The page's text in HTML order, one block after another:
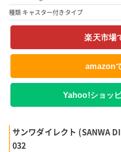
種類 キャスター付きタイプ
楽天市場
amazon
Yahoo!ショッ
サンワダイレクト (SANWA
032